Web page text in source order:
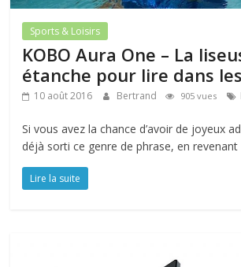
Sports & Loisirs
KOBO Aura One – La
étanche pour lire dans
10 août 2016 Bertrand 905 vues
Si vous avez la chance d’avoir de joyeux
déjà sorti ce genre de phrase, en revenant
Lire la suite